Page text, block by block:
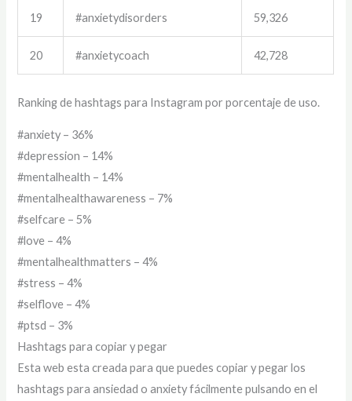
19 #anxietydisorders 59,326
20 #anxietycoach 42,728
Ranking de hashtags para Instagram por porcentaje de uso.
#anxiety – 36%
#depression – 14%
#mentalhealth – 14%
#mentalhealthawareness – 7%
#selfcare – 5%
#love – 4%
#mentalhealthmatters – 4%
#stress – 4%
#selflove – 4%
#ptsd – 3%
Hashtags para copiar y pegar
Esta web esta creada para que puedes copiar y pegar los
hashtags para ansiedad o anxiety fácilmente pulsando en el